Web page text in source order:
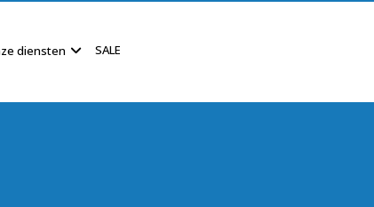
diensten SALE